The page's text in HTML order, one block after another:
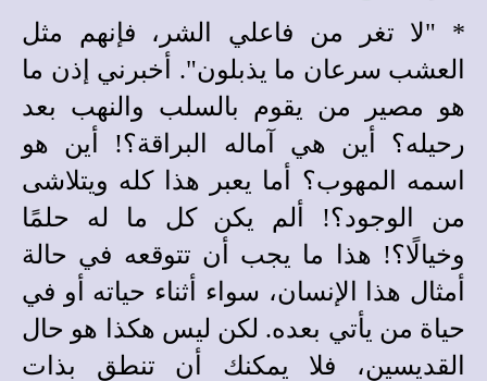
* "لا تغر من فاعلي الشر، فإنهم مثل
العشب سرعان ما يذبلون". أخبرني إذن ما
هو مصير من يقوم بالسلب والنهب بعد
رحيله؟ أين هي آماله البراقة؟! أين هو
اسمه المهوب؟ أما يعبر هذا كله ويتلاشى
من الوجود؟! ألم يكن كل ما له حلمًا
وخيالًا؟! هذا ما يجب أن تتوقعه في حالة
أمثال هذا الإنسان، سواء أثناء حياته أو في
حياة من يأتي بعده. لكن ليس هكذا هو حال
القديسين، فلا يمكنك أن تنطق بذات